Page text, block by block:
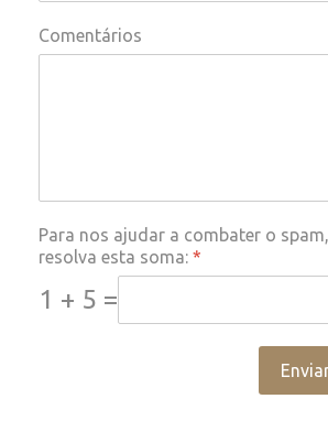
Comentários
Para nos ajudar a combater o
resolva esta soma: *
1 + 5 =